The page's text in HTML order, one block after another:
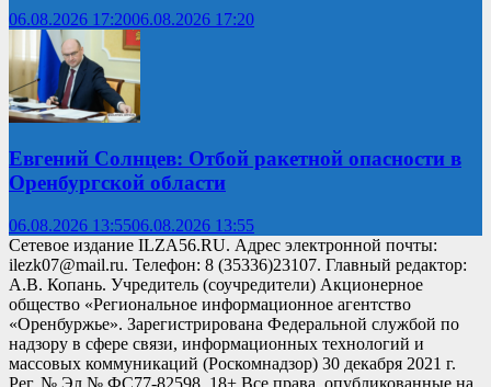
06.08.2026 17:2006.08.2026 17:20
Евгений Солнцев: Отбой ракетной опасности в
Оренбургской области
06.08.2026 13:5506.08.2026 13:55
Сетевое издание ILZA56.RU. Адрес электронной почты:
ilezk07@mail.ru. Телефон: 8 (35336)23107. Главный редактор:
А.В. Копань. Учредитель (соучредители) Акционерное
общество «Региональное информационное агентство
«Оренбуржье». Зарегистрирована Федеральной службой по
надзору в сфере связи, информационных технологий и
массовых коммуникаций (Роскомнадзор) 30 декабря 2021 г.